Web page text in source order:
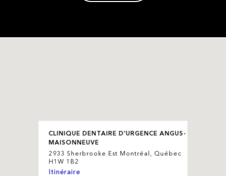
CLINIQUE DENTAIRE D'URGENCE ANGUS-
MAISONNEUVE
2933 Sherbrooke Est Montréal, Québec
H1W 1B2
Itinéraire